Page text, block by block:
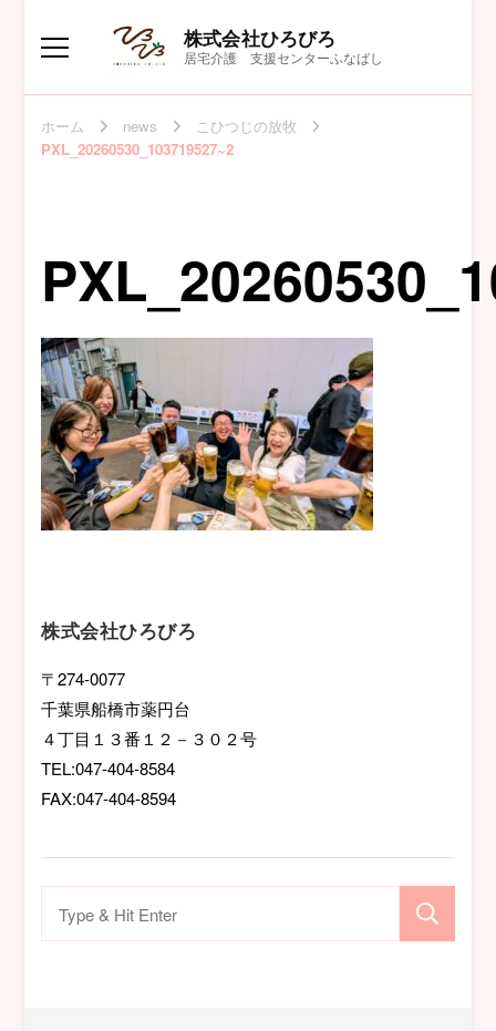
株式会社ひろびろ
居宅介護 支援センターふなばし
ホーム news
こひつじの放牧
PXL_20260530_103719527~2
株式会社ひろびろ
〒274-0077
千葉県船橋市薬円台
４丁目１３番１２－３０２号
TEL:047-404-8584
FAX:047-404-8594